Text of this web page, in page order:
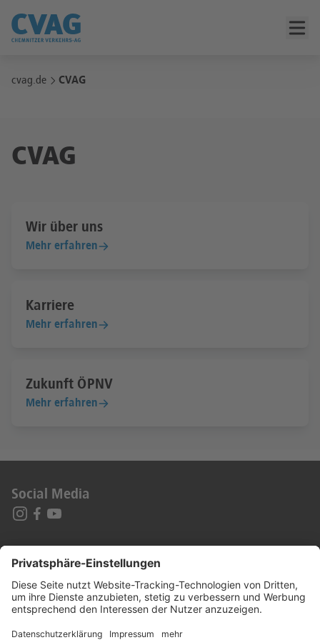
cvag.de CVAG
CVAG
Wir über uns
Mehr erfahren
Karriere
Mehr erfahren
Zukunft ÖPNV
Mehr erfahren
Social Media